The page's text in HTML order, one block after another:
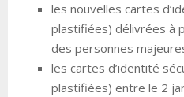
les nouvelles cartes
plastifiées) délivrées à
des personnes
les cartes d’identité
plastifiées) entre le 2